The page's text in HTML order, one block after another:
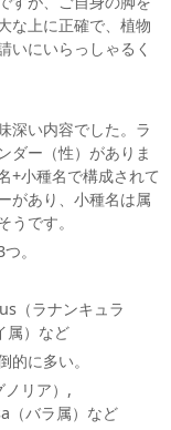
な上に正確で、植物
いにいらっしゃるく
深い内容でした。ラ
ダー（性）がありま
+小種名で構成されて
があり、小種名は属
です。
。
（ラナンキュラ
属）など
的に多い。
リア）,
（バラ属）など